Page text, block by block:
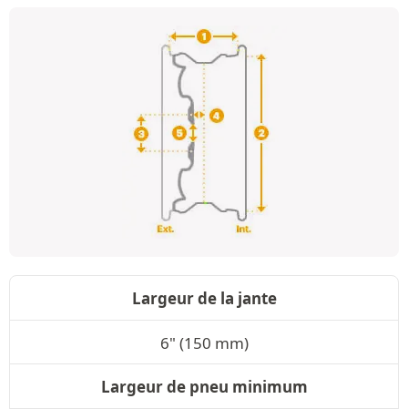
Largeur de la jante
6" (150 mm)
Largeur de pneu minimum